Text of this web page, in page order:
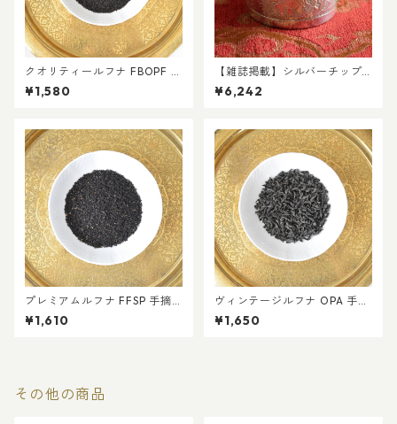
クオリティールフナ FBOPF 手
摘み有機紅茶 リーフティー５
０ｇ
¥1,580
【雑誌掲載】シルバーチップ
ス（有機栽培茶葉１００％）
リーフティー１０ｇ
¥6,242
プレミアムルフナ FFSP 手摘
み有機紅茶 リーフティー５０
ｇ
¥1,610
ヴィンテージルフナ OPA 手摘
み有機紅茶 リーフティー３５
ｇ
¥1,650
その他の商品